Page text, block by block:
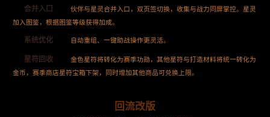
合并入口
伙伴与星灵合并入口，双页签切换，收集与战力同屏掌控。星灵
加入图鉴，根据图鉴等级获得加成。
系统优化 自动重组、一键助战操作更灵活。
星符回收
金色星符将转化为赛季功勋，其他星符与打造材料将统一转化为
金币，赛季商店星符宝箱下架，同时增加其他商品可兑换上限。
回流改版